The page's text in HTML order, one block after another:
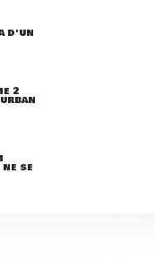
D'UN
2
SE